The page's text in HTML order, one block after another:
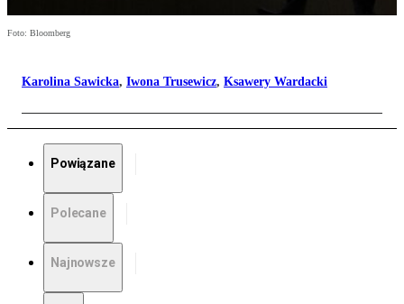
Foto: Bloomberg
Karolina Sawicka, Iwona Trusewicz, Ksawery Wardacki
Powiązane
Polecane
Najnowsze